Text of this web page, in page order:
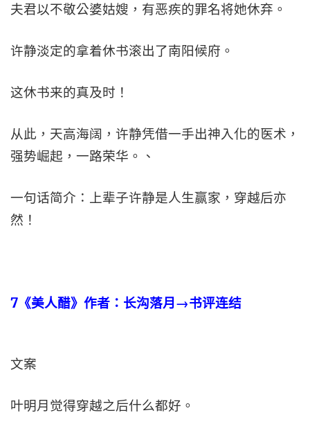
夫君以不敬公婆姑嫂，有恶疾的罪名将她休弃。
许静淡定的拿着休书滚出了南阳候府。
这休书来的真及时！
从此，天高海阔，许静凭借一手出神入化的医术，
强势崛起，一路荣华。、
一句话简介：上辈子许静是人生赢家，穿越后亦
然！
7 《美人醋》作者：长沟落月→书评连结
文案
叶明月觉得穿越之后什么都好。